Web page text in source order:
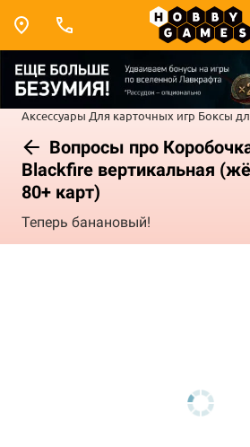
Аксессуары Для карточных игр Боксы
Вопросы про
Blackfire вертикальная
80+ карт)
Теперь банановый!